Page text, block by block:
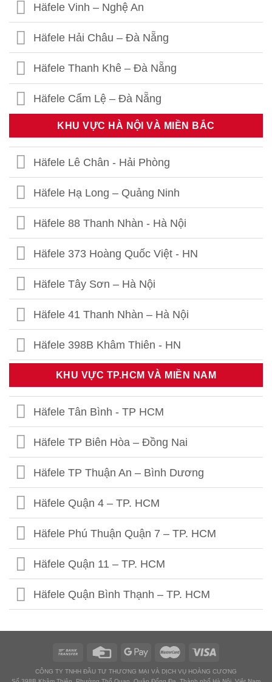
Häfele Vinh – Nghệ An
Häfele Hải Châu – Đà Nẵng
Häfele Thanh Khê – Đà Nẵng
Häfele Cẩm Lệ – Đà Nẵng
KHU VỰC HÀ NỘI VÀ MIỀN BẮC
Häfele Lê Chân - Hải Phòng
Häfele Hạ Long – Quảng Ninh
Häfele 88 Thanh Nhàn - Hà Nội
Häfele 373 Hoàng Quốc Việt - HN
Häfele Tây Sơn – Hà Nội
Häfele 41 Thanh Nhàn – Hà Nội
Häfele 398B Khâm Thiên - HN
Häfele Thái Thịnh – Hà Nội
Häfele 459 Hoàng Quốc Việt - HN
Häfele 302 Khâm Thiên - HN
Häfele Kim Thành- Hải Dương
KHU VỰC TP.HCM VÀ MIỀN NAM
Häfele Tân Bình - TP HCM
Häfele TP Biên Hòa – Đồng Nai
Häfele TP Thuận An – Bình Dương
Häfele Quận 4 – TP. HCM
Häfele Phú Thuận Quận 7 – TP. HCM
Häfele Quận 11 – TP. HCM
Häfele Quận Bình Thạnh – TP. HCM
Häfele Tân Bình I – TP. HCM
CÔNG TY TNHH ĐẦU TƯ THƯƠNG MẠI VÀ DỊCH VỤ HOÀNG CƯƠNG